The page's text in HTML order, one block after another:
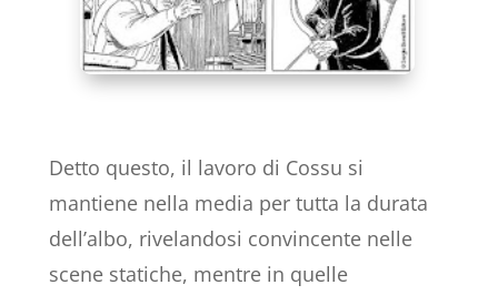
Detto questo, il lavoro di Cossu si
mantiene nella media per tutta la durata
dell’albo, rivelandosi convincente nelle
scene statiche, mentre in quelle